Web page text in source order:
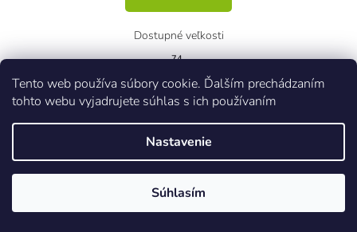
Tento web používa súbory cookie. Ďalším prechádzaním
tohto webu vyjadrujete súhlas s ich používaním
Nastavenie
Súhlasím
74